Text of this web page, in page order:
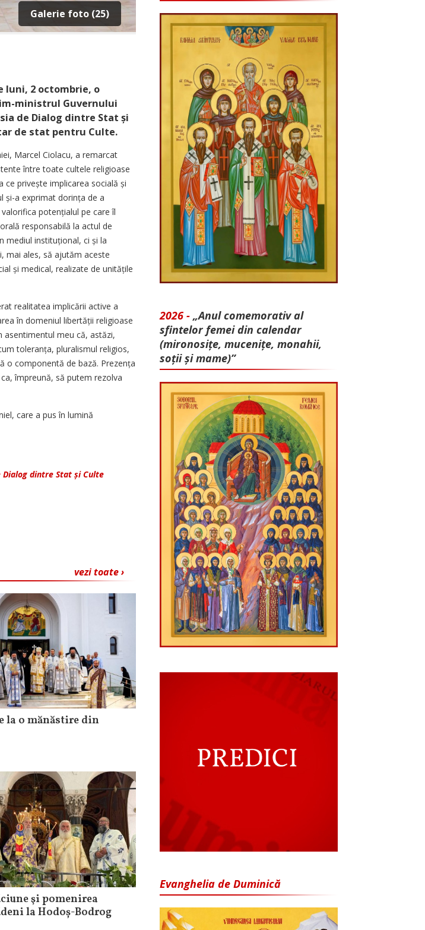
Galerie foto (25)
luni, 2 octombrie, o
ministrul Guvernului
de Dialog dintre Stat și
de stat pentru Culte.
Marcel Ciolacu, a remarcat
între toate cultele religioase
ce privește implicarea socială și
și-a exprimat dorința de a
potențialul pe care îl
responsabilă la actul de
mediul instituțional, ci și la
mai ales, să ajutăm aceste
și medical, realizate de unitățile
realitatea implicării active a
în domeniul libertății religioase
meu că, astăzi,
toleranța, pluralismul religios,
o componentă de bază. Prezența
împreună, să putem rezolva
care a pus în lumină
Dialog dintre Stat și Culte
vezi toate ›
la o mănăstire din
şi pomenirea
la Hodoș-Bodrog
2026 - „Anul comemorativ al
sfintelor femei din calendar
(mironosițe, mu­cenițe, monahii,
soții și mame)”
Evanghelia de Duminică